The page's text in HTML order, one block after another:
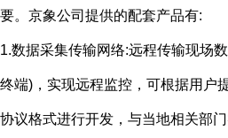
要。京象公司提供的配套产品有:
1.数据采集传输网络:远程传输现场
终端) ，实现远程监控，可根据用户
协议格式进行开发，与当地相关部门